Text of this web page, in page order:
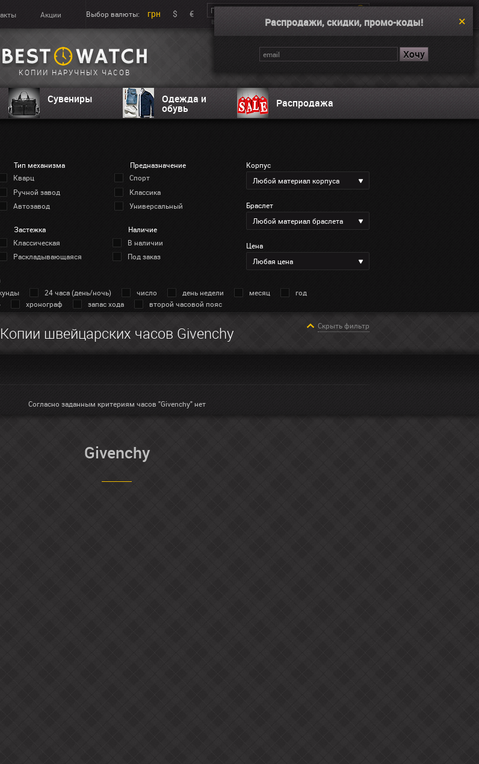
Акции Выбор валюты: грн $ €
Введите поисковой запрос, например “Dual Time”
КОПИИ НАРУЧНЫХ ЧАСОВ
Корзина
Нет товаров
Сувениры Одежда и
обувь Распродажа
Тип механизма
Кварц
Ручной завод
Автозавод
Предназначение
Спорт
Классика
Универсальный
Застежка
Классическая
Раскладывающаяся
Наличие
В наличии
Под заказ
24 часа (день/ночь) число день недели месяц
год
хронограф запас хода второй часовой пояс
Корпус
Любой материал корпуса
Браслет
Любой материал браслета
Цена
Любая цена
Копии швейцарских часов Givenchy Скрыть фильтр
Согласно заданным критериям часов "Givenchy" нет
Givenchy
Распродажи, скидки, промо-коды!